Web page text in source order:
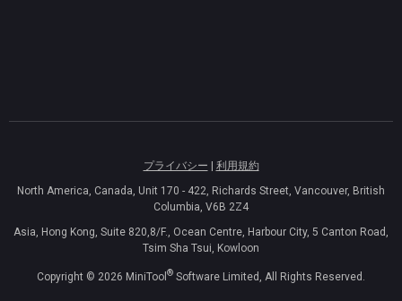
プライバシー
利用規約
North America, Canada, Unit 170 - 422, Richards Street, Vancouver, British
Columbia, V6B 2Z4
Asia, Hong Kong, Suite 820,8/F., Ocean Centre, Harbour City, 5 Canton Road,
Tsim Sha Tsui, Kowloon
Copyright © 2026 MiniTool ® Software Limited, All Rights Reserved.